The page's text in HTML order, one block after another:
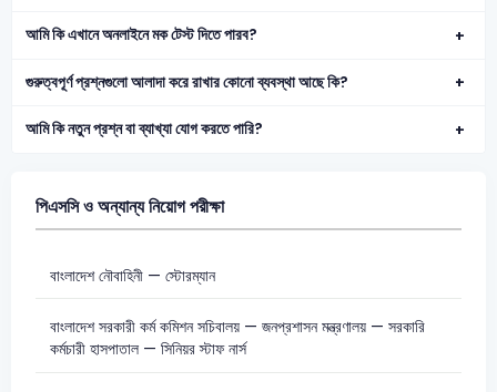
আমি কি এখানে অনলাইনে মক টেস্ট দিতে পারব?
গুরুত্বপূর্ণ প্রশ্নগুলো আলাদা করে রাখার কোনো ব্যবস্থা আছে কি?
আমি কি নতুন প্রশ্ন বা ব্যাখ্যা যোগ করতে পারি?
পিএসসি ও অন্যান্য নিয়োগ পরীক্ষা
বাংলাদেশ নৌবাহিনী — স্টোরম্যান
বাংলাদেশ সরকারী কর্ম কমিশন সচিবালয় — জনপ্রশাসন মন্ত্রণালয় — সরকারি
কর্মচারী হাসপাতাল — সিনিয়র স্টাফ নার্স